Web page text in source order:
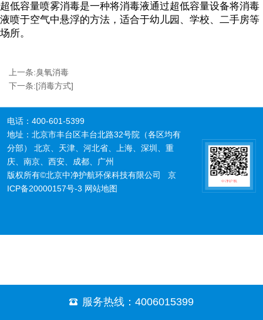
超低容量喷雾消毒是一种将消毒液通过超低容量设备将消毒
液喷于空气中悬浮的方法，适合于幼儿园、学校、二手房等
场所。
上一条:臭氧消毒
下一条:[消毒方式]
电话：400-601-5399
地址：北京市丰台区丰台北路32号院（各区均有
分部） 北京、天津、河北省、上海、深圳、重
庆、南京、西安、成都、广州
版权所有©北京中净护航环保科技有限公司 京
ICP备20000157号-3 网站地图
服务热线：4006015399